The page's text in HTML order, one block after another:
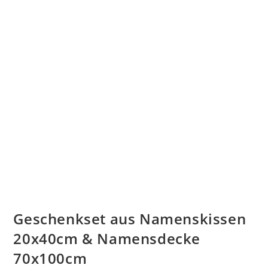
Geschenkset aus Namenskissen
20x40cm & Namensdecke
70x100cm